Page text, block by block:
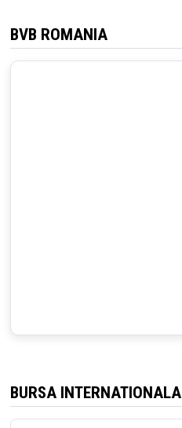
BVB ROMANIA
BURSA INTERNATIONALA